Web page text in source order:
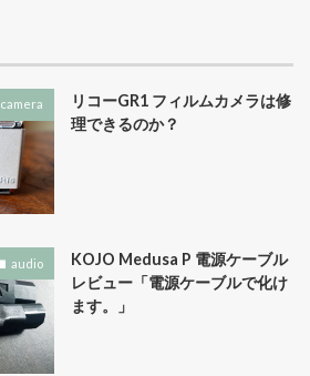
camera
リコーGR1 フィルムカメラは修
理できるのか？
audio
KOJO Medusa P 電源ケーブル
レビュー「電源ケーブルで化け
ます。」